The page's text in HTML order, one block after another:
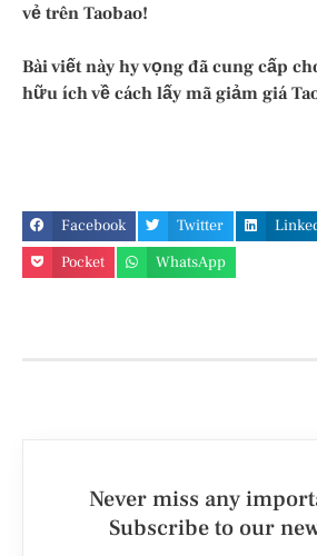
vẻ trên Taobao!
Bài viết này hy vọng đã cung cấp
hữu ích về cách lấy mã giảm giá
Facebook Twitter
Pocket
WhatsApp
Never miss any
Subscribe to our